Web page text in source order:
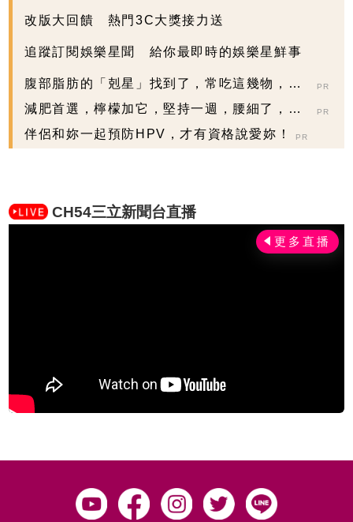
改版大回饋 熱門3C大獎接力送
追蹤訂閱娛樂星聞 給你最即時的娛樂星鮮事
腹部脂肪的「剋星」找到了，常吃這幾物，吃
走大肚囊，瘦出...
PR
減肥首選，檸檬加它，堅持一週，腰細了，瘦
到你懷疑人生
PR
伴侶和妳一起預防HPV，才有資格說愛妳！ PR
CH54三立新聞台直播